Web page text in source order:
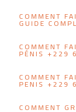
COMMENT
GUIDE
COMMENT
PÉNIS +229
COMMENT
PENIS +229
COMMENT